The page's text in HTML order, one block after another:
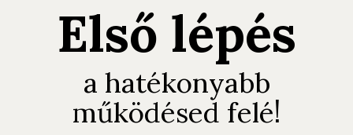
Első lépés
a hatékonyabb
működésed felé!